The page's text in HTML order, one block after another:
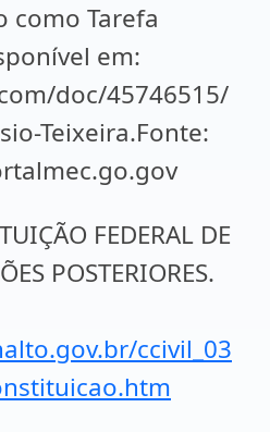
como Tarefa
em:
doc/45746515/
Teixeira.Fonte:
FEDERAL DE
POSTERIORES.
ccivil_03